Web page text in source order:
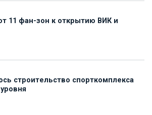
11 фан-зон к открытию ВИК и
строительство спорткомплекса